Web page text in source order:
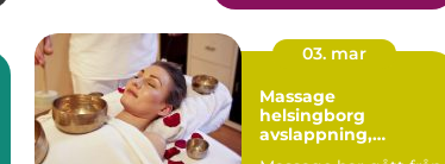
e...
03. mar
Massage
helsingborg
avslappning,